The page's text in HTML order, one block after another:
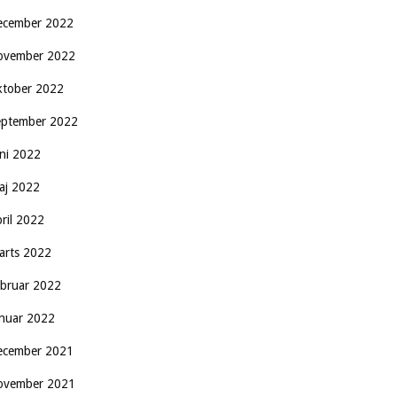
2022
2022
2022
2022
2022
2022
2022
2022
2022
2022
2021
2021